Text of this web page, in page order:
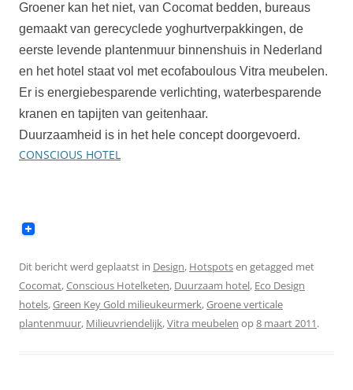
Groener kan het niet, van Cocomat bedden, bureaus
gemaakt van gerecyclede yoghurtverpakkingen, de
eerste levende plantenmuur binnenshuis in Nederland
en het hotel staat vol met ecofaboulous Vitra meubelen.
Er is energiebesparende verlichting, waterbesparende
kranen en tapijten van geitenhaar.
Duurzaamheid is in het hele concept doorgevoerd.
CONSCIOUS HOTEL
Dit bericht werd geplaatst in Design, Hotspotsen getagged met
Cocomat,Conscious Hotelketen, Duurzaam hotel, Eco Design
hotels,Green Key Gold milieukeurmerk,Groene verticale
plantenmuur, Milieuvriendelijk,Vitra meubelen op8 maart 2011.